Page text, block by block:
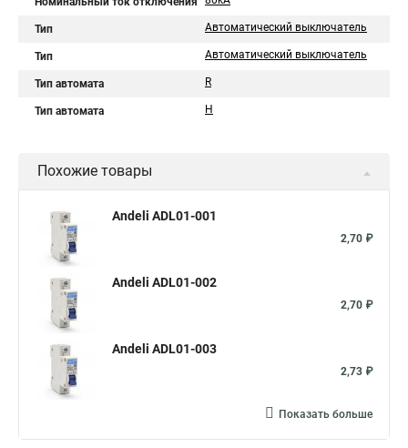
Тип Автоматический выключатель
Тип Автоматический выключатель
Тип автомата R
Тип автомата H
Похожие товары
Andeli ADL01-001
2,70 ₽
Andeli ADL01-002
2,70 ₽
Andeli ADL01-003
2,73 ₽
Показать больше